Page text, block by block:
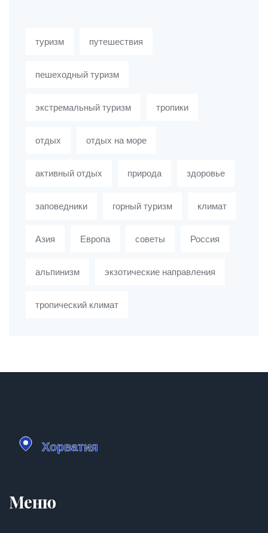
туризм путешествия
пешеходный туризм
экстремальный туризм тропики
отдых отдых на море
активный отдых природа здоровье
заповедники горный туризм климат
Азия Европа советы Россия
альпинизм экзотические направления
тропический климат
Меню